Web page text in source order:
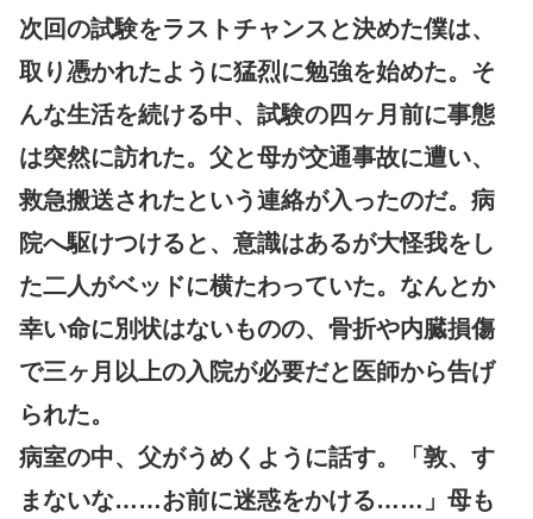
次回の試験をラストチャンスと決めた僕は、
取り憑かれたように猛烈に勉強を始めた。そ
んな生活を続ける中、試験の四ヶ月前に事態
は突然に訪れた。父と母が交通事故に遭い、
救急搬送されたという連絡が入ったのだ。病
院へ駆けつけると、意識はあるが大怪我をし
た二人がベッドに横たわっていた。なんとか
幸い命に別状はないものの、骨折や内臓損傷
で三ヶ月以上の入院が必要だと医師から告げ
られた。
病室の中、父がうめくように話す。「敦、す
まないな……お前に迷惑をかける……」母も